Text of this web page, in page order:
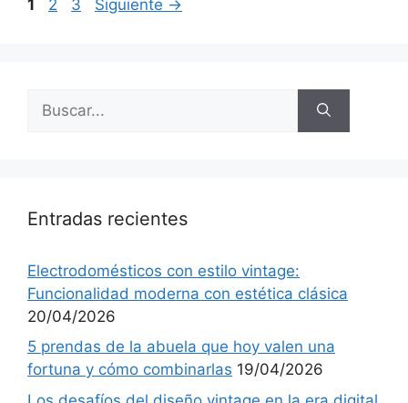
1 2 3 Siguiente →
Entradas recientes
Electrodomésticos con estilo vintage:
Funcionalidad moderna con estética clásica
20/04/2026
5 prendas de la abuela que hoy valen una
fortuna y cómo combinarlas 19/04/2026